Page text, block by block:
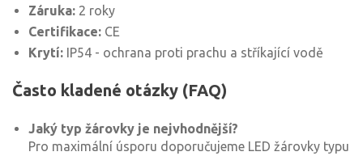
Záruka: 2 roky
Certifikace: CE
Krytí: IP54 - ochrana proti prachu a stříkající vodě
Často kladené otázky (FAQ)
Jaký typ žárovky je nejvhodnější?
Pro maximální úsporu doporučujeme LED žárovky typu